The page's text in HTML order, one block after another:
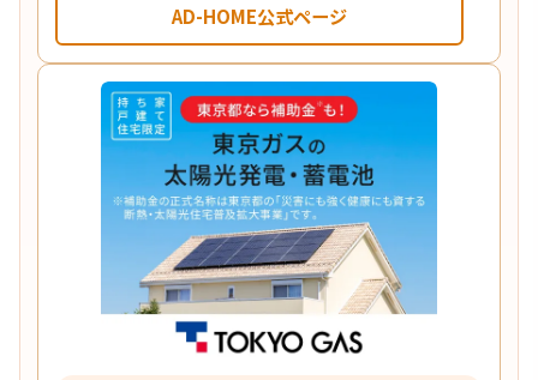
AD-HOME公式ページ